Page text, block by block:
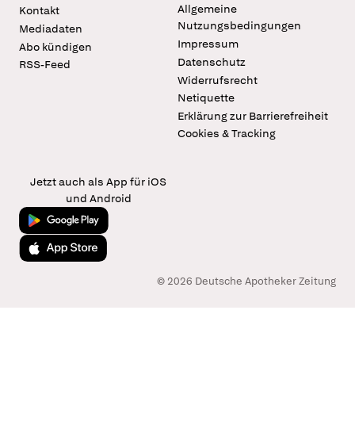
Kontakt
Mediadaten
Abo kündigen
RSS-Feed
Allgemeine
Nutzungsbedingungen
Impressum
Datenschutz
Widerrufsrecht
Netiquette
Erklärung zur Barrierefreiheit
Cookies & Tracking
Jetzt auch als App für iOS
und Android
Jetzt bei Google Play
Laden im App Store
© 2026 Deutsche Apotheker Zeitung